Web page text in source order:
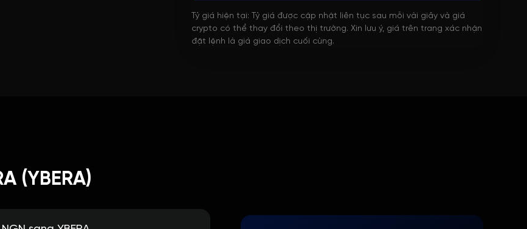
Tỷ giá hiện tại: Tỷ giá được cập nhật liên tục sau mỗi vài giây và giá
crypto có thể thay đổi theo thị trường. Xin lưu ý, giá trên trang xác nhận
đặt lệnh là giá giao dịch cuối cùng.
(YBERA)